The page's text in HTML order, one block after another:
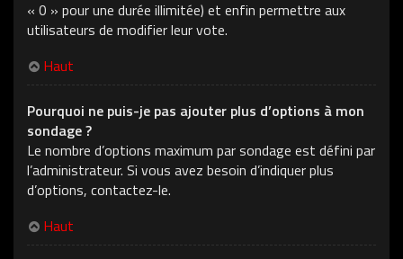
« 0 » pour une durée illimitée) et enfin permettre aux
utilisateurs de modifier leur vote.
Haut
Pourquoi ne puis-je pas ajouter plus d’options à mon
sondage ?
Le nombre d’options maximum par sondage est défini par
l’administrateur. Si vous avez besoin d’indiquer plus
d’options, contactez-le.
Haut